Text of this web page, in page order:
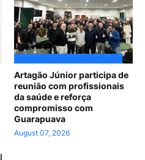
Artagão Júnior participa de
reunião com profissionais
da saúde e reforça
compromisso com
Guarapuava
August 07, 2026